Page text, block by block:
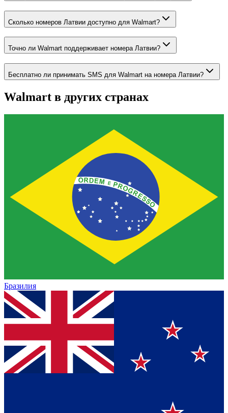
Сколько номеров Латвии доступно для Walmart?
Точно ли Walmart поддерживает номера Латвии?
Бесплатно ли принимать SMS для Walmart на номера Латвии?
Walmart в других странах
Бразилия